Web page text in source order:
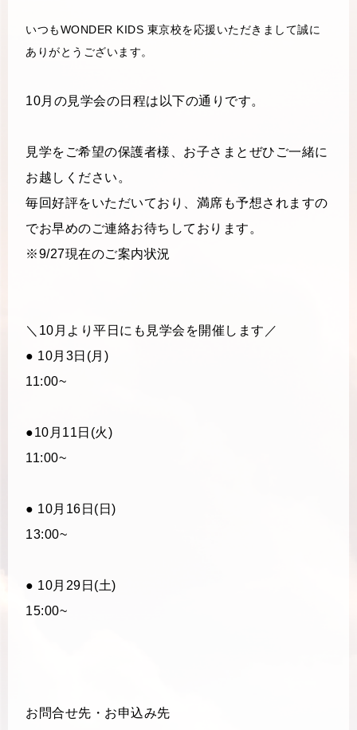
いつもWONDER KIDS 東京校を応援いただきまして誠に
ありがとうございます。
10月の見学会の日程は以下の通りです。
見学をご希望の保護者様、お子さまとぜひご一緒に
お越しください。
毎回好評をいただいており、満席も予想されますの
でお早めのご連絡お待ちしております。
※9/27現在のご案内状況
＼10月より平日にも見学会を開催します／
● 10月3日(月)
11:00~
●10月11日(火)
11:00~
● 10月16日(日)
13:00~
● 10月29日(土)
15:00~
お問合せ先・お申込み先